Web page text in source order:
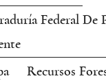
Federal De
Recursos